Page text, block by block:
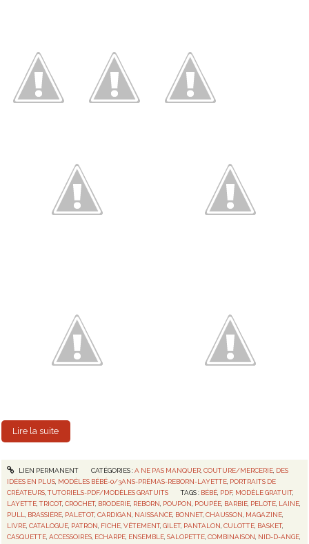
Lire la suite
LIEN PERMANENT CATÉGORIES :A NE PAS MANQUER, COUTURE/MERCERIE, DES
IDÉES EN PLUS, MODÈLES BÉBÉ-0/3ANS-PRÉMAS-REBORN-LAYETTE, PORTRAITS DE
CRÉATEURS,TUTORIELS-PDF/MODÈLES GRATUITS TAGS : BÉBÉ, PDF, MODÈLE GRATUIT,
LAYETTE,TRICOT,CROCHET, BRODERIE, REBORN, POUPON, POUPÉE, BARBIE, PELOTE, LAINE,
PULL, BRASSIÈRE, PALETOT,CARDIGAN, NAISSANCE, BONNET,CHAUSSON, MAGAZINE,
LIVRE,CATALOGUE, PATRON, FICHE,VÊTEMENT,GILET, PANTALON,CULOTTE, BASKET,
CASQUETTE,ACCESSOIRES, ECHARPE, ENSEMBLE,SALOPETTE,COMBINAISON, NID-D-ANGE,